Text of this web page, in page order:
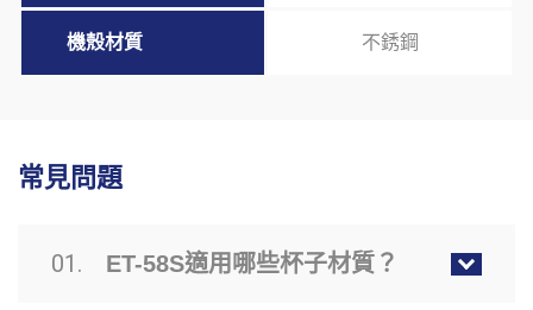
機殼材質 不銹鋼
常見問題
01. ET-58S適用哪些杯子材質？